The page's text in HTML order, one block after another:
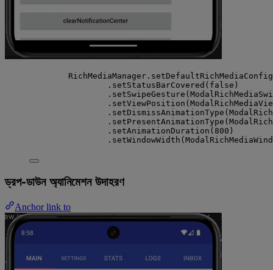
.setStatusBarCovered(false)
.setAnimationDuration(800)
ড্রপ-ডাউন অ্যানিমেশন উদাহরণ
Anchor link to